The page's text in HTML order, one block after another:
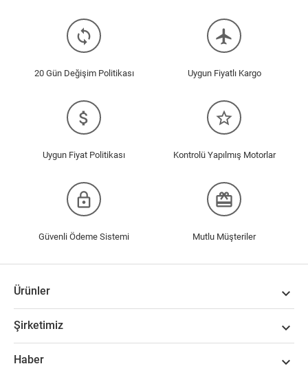
loop
20 Gün Değişim Politikası
flight
Uygun Fiyatlı Kargo
attach_money
Uygun Fiyat Politikası
star_border
Kontrolü Yapılmış Motorlar
lock_outline
Güvenli Ödeme Sistemi
redeem
Mutlu Müşteriler
Ürünler 
Şirketimiz 
Haber 